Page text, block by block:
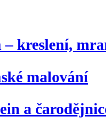
– kreslení,
malování
a